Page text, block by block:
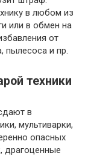
в любом из
или в обмен на
от
пылесоса и пр.
техники
в
мультиварки,
опасных
драгоценные